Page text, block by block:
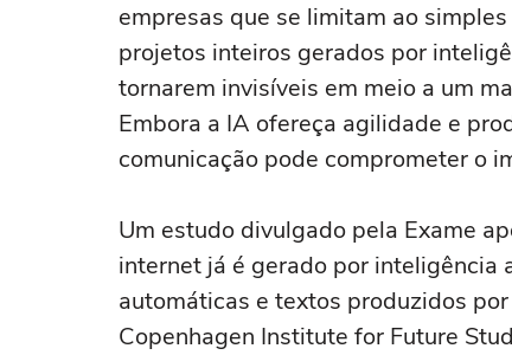
empresas que se limitam ao
projetos inteiros gerados por
tornarem invisíveis em meio a um
Embora a IA ofereça agilidade e
comunicação pode comprometer o
Um estudo divulgado pela Exame
internet já é gerado por
automáticas e textos produzidos
Copenhagen Institute for Future